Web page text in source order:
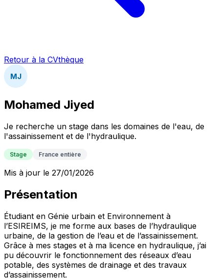
Retour à la CVthèque
MJ
Mohamed Jiyed
Je recherche un stage dans les domaines de l'eau, de
l'assainissement et de l'hydraulique.
Stage France entière
Mis à jour le 27/01/2026
Présentation
Étudiant en Génie urbain et Environnement à
l’ESIREIMS, je me forme aux bases de l’hydraulique
urbaine, de la gestion de l’eau et de l’assainissement.
Grâce à mes stages et à ma licence en hydraulique, j’ai
pu découvrir le fonctionnement des réseaux d’eau
potable, des systèmes de drainage et des travaux
d’assainissement.